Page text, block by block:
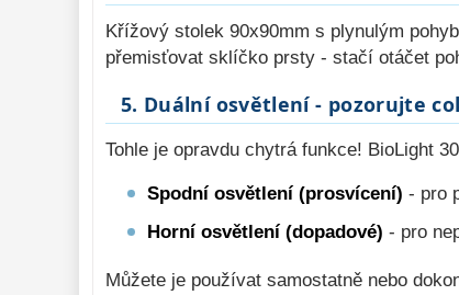
Křížový stolek 90x90mm s plynulým
přemisťovat sklíčko prsty - stačí otáčet
5. Duální osvětlení - pozorujte
Tohle je opravdu chytrá funkce! BioLight
Spodní osvětlení (prosvícení) - pro
Horní osvětlení (dopadové) - pro
Můžete je používat samostatně nebo